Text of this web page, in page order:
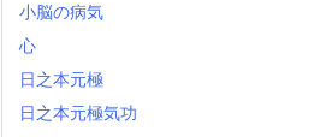
小脳の病気
心
日之本元極
日之本元極気功